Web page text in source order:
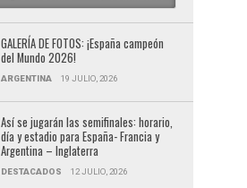
GALERÍA DE FOTOS: ¡España campeón
del Mundo 2026!
ARGENTINA 19 JULIO, 2026
Así se jugarán las semifinales: horario,
día y estadio para España- Francia y
Argentina – Inglaterra
DESTACADOS 12 JULIO, 2026